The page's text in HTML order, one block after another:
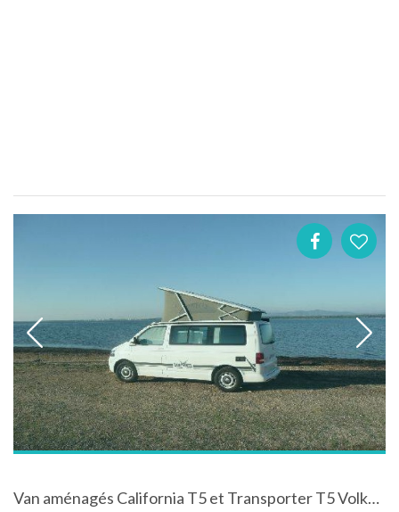
Van aménagés California T5 et Transporter T5 Volkswagen 2015